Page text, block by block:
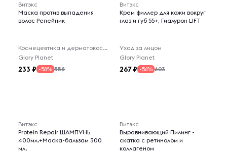
Витэкс
Маска против выпадения
волос Репейник
Космецевтика и дерматокосметика
Glory Planet
233 -58% 558
Витэкс
Крем филлер для кожи вокруг
глаз и губ 55+, Гиалурон LIFT
Уход за лицом
Glory Planet
267 -56% 603
Витэкс
Protein Repair ШАМПУНЬ
400мл.+Маска-бальзам 300
мл.
Витэкс
Выравнивающий Пилинг -
скатка с ретинолом и
коллагеном